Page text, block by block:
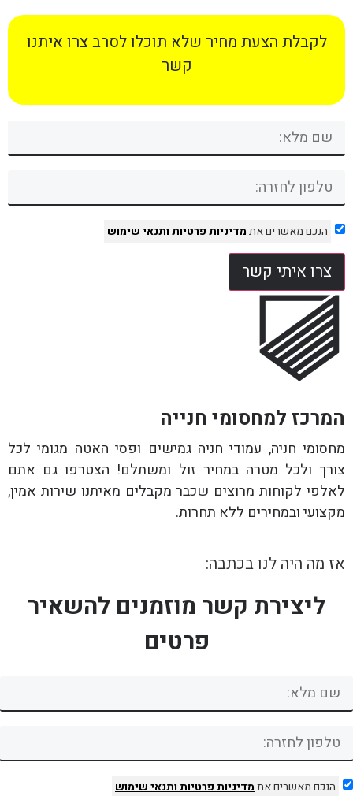
לקבלת הצעת מחיר שלא תוכלו לסרב צרו איתנו
קשר
הנכם מאשרים אתמדיניות פרטיותותנאי שימוש
צרו איתי קשר
המרכז למחסומי חנייה
מחסומי חניה, עמודי חניה גמישים ופסי האטה מגומי לכל
צורך ולכל מטרה במחיר זול ומשתלם! הצטרפו גם אתם
לאלפי לקוחות מרוצים שכבר מקבלים מאיתנו שירות אמין,
מקצועי ובמחירים ללא תחרות.
אז מה היה לנו בכתבה:
ליצירת קשר מוזמנים להשאיר
פרטים
הנכם מאשרים אתמדיניות פרטיותותנאי שימוש